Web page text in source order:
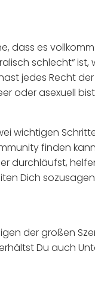
dass es
schlecht“ ist,
jedes Recht
oder asexuell
wichtigen
finden
durchläufst,
Dich
der großen
Du auch